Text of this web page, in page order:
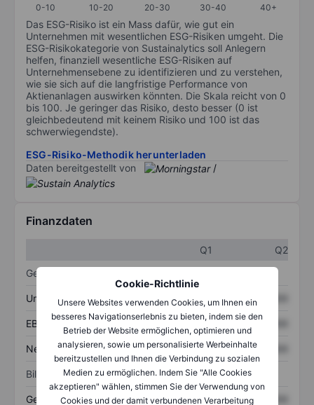
Cookie-Richtlinie
Unsere Websites verwenden Cookies, um Ihnen ein
besseres Navigationserlebnis zu bieten, indem sie den
Betrieb der Website ermöglichen, optimieren und
analysieren, sowie um personalisierte Werbeinhalte
bereitzustellen und Ihnen die Verbindung zu sozialen
Medien zu ermöglichen. Indem Sie "Alle Cookies
akzeptieren" wählen, stimmen Sie der Verwendung von
Cookies und der damit verbundenen Verarbeitung
0-10
10-20 20-30 30-40 40+
Das ESG-Risiko ist ein Mass dafür, wie gut ein
Unternehmen mit wesentlichen ESG-Risiken umgeht. Die
ESG-Risikokategorie von Sustainalytics soll Anlegern
helfen, finanziell wesentliche ESG-Risiken auf
Unternehmensebene zu identifizieren und zu verstehen,
wie sie sich auf die langfristige Performance von
Aktienanlagen auswirken könnten. Die Skala reicht von 0
bis 100. Je geringer das Risiko, desto besser (0 ist
gleichbedeutend mit keinem Risiko und 100 ist das
schwerwiegendste).
ESG-Risiko-Methodik herunterladen
Daten bereitgestellt von
/
Finanzdaten
Q1
Q2
Gewinn- und Verlustrechnung
Umsatz XXXXXXX XXXXXXX
EBITDA XXXXXXX XXXXXXX
Nettoeinkommen XXXXXXX XXXXXXX
Bilanz
Gesamtvermögen XXXXXXX XXXXXXX